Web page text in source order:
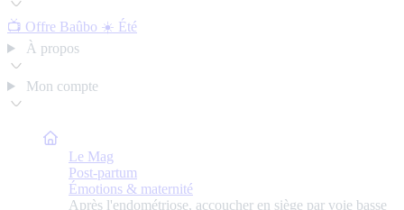
📺 Offre Baûbo ☀️ Été
À propos
Mon compte
Bulle de Maman
Le Mag
Post-partum
Émotions & maternité
Après l'endométriose, accoucher en siège par voie basse